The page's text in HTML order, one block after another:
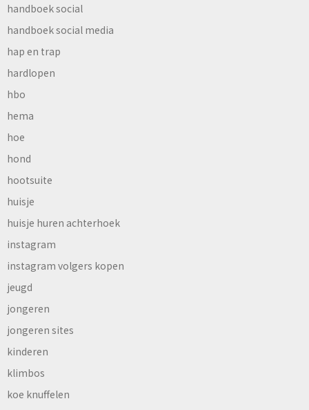
handboek social
handboek social media
hap en trap
hardlopen
hbo
hema
hoe
hond
hootsuite
huisje
huisje huren achterhoek
instagram
instagram volgers kopen
jeugd
jongeren
jongeren sites
kinderen
klimbos
koe knuffelen